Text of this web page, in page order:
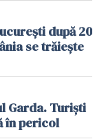
după 20
se trăiește
Garda. Turiști
în pericol